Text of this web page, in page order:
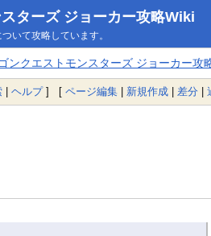
ターズ ジョーカー攻略Wiki
いて攻略しています。
ンクエストモンスターズ ジョーカー攻
| ヘルプ] [ ページ編集 | 新規作成 | 差分 |